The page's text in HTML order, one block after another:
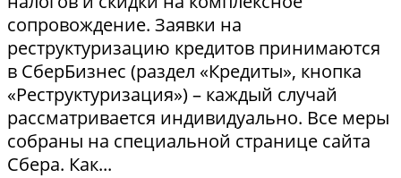
сопровождение. Заявки на
реструктуризацию кредитов принимаются
в СберБизнес (раздел «Кредиты», кнопка
«Реструктуризация») – каждый случай
рассматривается индивидуально. Все меры
собраны на специальной странице сайта
Сбера. Как...